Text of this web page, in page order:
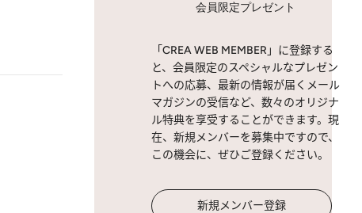
会員限定プレゼント
「CREA WEB MEMBER」に登録する
と、会員限定のスペシャルなプレゼン
トへの応募、最新の情報が届くメール
マガジンの受信など、数々のオリジナ
ル特典を享受することができます。現
在、新規メンバーを募集中ですので、
この機会に、ぜひご登録ください。
新規メンバー登録